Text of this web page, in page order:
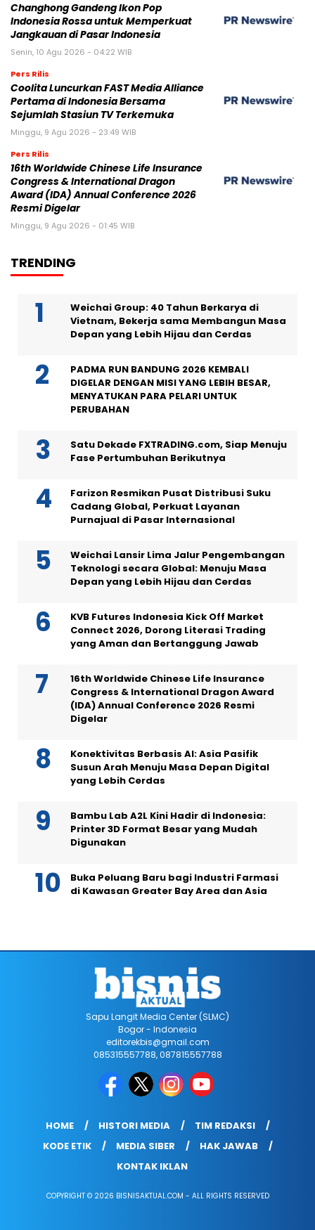
Changhong Gandeng Ikon Pop
Indonesia Rossa untuk Memperkuat
Jangkauan di Pasar Indonesia
Senin, 10 Agu 2026 - 04:22 WIB
Pers Rilis
Coolita Luncurkan FAST Media Alliance
Pertama di Indonesia Bersama
Sejumlah Stasiun TV Terkemuka
Minggu, 9 Agu 2026 - 23:49 WIB
Pers Rilis
16th Worldwide Chinese Life Insurance
Congress & International Dragon
Award (IDA) Annual Conference 2026
Resmi Digelar
Minggu, 9 Agu 2026 - 01:45 WIB
TRENDING
Weichai Group: 40 Tahun Berkarya di
Vietnam, Bekerja sama Membangun Masa
Depan yang Lebih Hijau dan Cerdas
PADMA RUN BANDUNG 2026 KEMBALI
DIGELAR DENGAN MISI YANG LEBIH BESAR,
MENYATUKAN PARA PELARI UNTUK
PERUBAHAN
Satu Dekade FXTRADING.com, Siap Menuju
Fase Pertumbuhan Berikutnya
Farizon Resmikan Pusat Distribusi Suku
Cadang Global, Perkuat Layanan
Purnajual di Pasar Internasional
Weichai Lansir Lima Jalur Pengembangan
Teknologi secara Global: Menuju Masa
Depan yang Lebih Hijau dan Cerdas
KVB Futures Indonesia Kick Off Market
Connect 2026, Dorong Literasi Trading
yang Aman dan Bertanggung Jawab
16th Worldwide Chinese Life Insurance
Congress & International Dragon Award
(IDA) Annual Conference 2026 Resmi
Digelar
Konektivitas Berbasis AI: Asia Pasifik
Susun Arah Menuju Masa Depan Digital
yang Lebih Cerdas
Bambu Lab A2L Kini Hadir di Indonesia:
Printer 3D Format Besar yang Mudah
Digunakan
Buka Peluang Baru bagi Industri Farmasi
di Kawasan Greater Bay Area dan Asia
Sapu Langit Media Center (SLMC)
Bogor - Indonesia
editorekbis@gmail.com
085315557788, 087815557788
HOME HISTORI MEDIA
TIM REDAKSI
KODE ETIK
MEDIA SIBER
HAK JAWAB
KONTAK IKLAN
COPYRIGHT © 2026 BISNISAKTUAL.COM - ALL RIGHTS RESERVED